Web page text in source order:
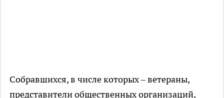
Собравшихся, в числе которых – ветераны,
представители общественных организаций,